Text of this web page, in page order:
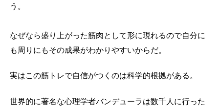
う。
なぜなら盛り上がった筋肉として形に現れるので自分に
も周りにもその成果がわかりやすいからだ。
実はこの筋トレで自信がつくのは科学的根拠がある。
世界的に著名な心理学者バンデューラは数千人に行った